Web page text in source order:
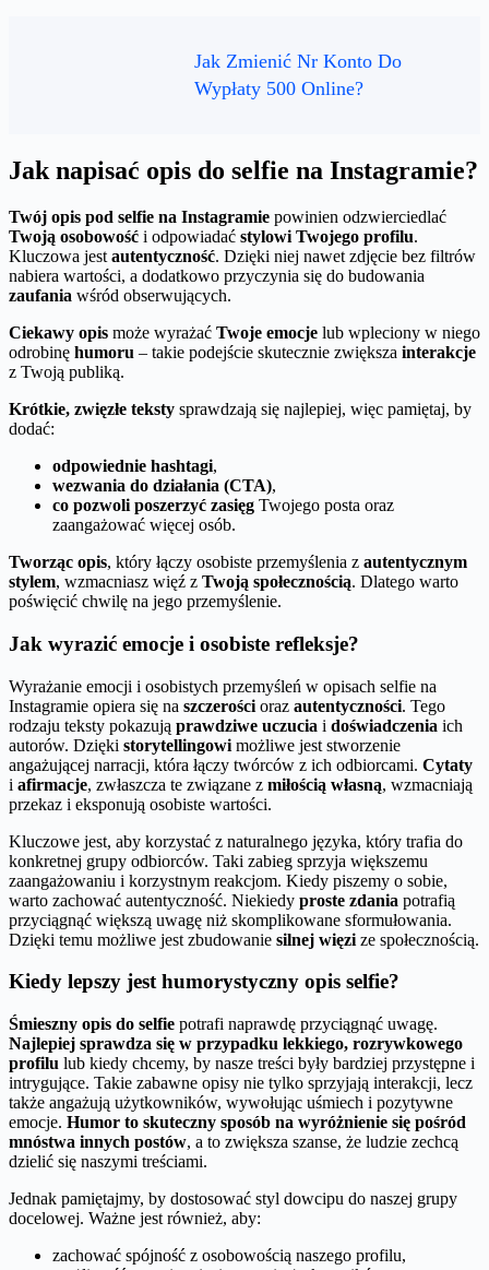
Jak Zmienić Nr Konto Do
Wypłaty 500 Online?
Jak napisać opis do selfie na Instagramie?
Twój opis pod selfie na Instagramie powinien odzwierciedlać
Twoją osobowość i odpowiadać stylowi Twojego profilu.
Kluczowa jest autentyczność. Dzięki niej nawet zdjęcie bez filtrów
nabiera wartości, a dodatkowo przyczynia się do budowania
zaufania wśród obserwujących.
Ciekawy opis może wyrażać Twoje emocje lub wpleciony w niego
odrobinę humoru – takie podejście skutecznie zwiększa interakcje
z Twoją publiką.
Krótkie, zwięzłe teksty sprawdzają się najlepiej, więc pamiętaj, by
dodać:
odpowiednie hashtagi,
wezwania do działania (CTA),
co pozwoli poszerzyć zasięg Twojego posta oraz
zaangażować więcej osób.
Tworząc opis, który łączy osobiste przemyślenia z autentycznym
stylem, wzmacniasz więź z Twoją społecznością. Dlatego warto
poświęcić chwilę na jego przemyślenie.
Jak wyrazić emocje i osobiste refleksje?
Wyrażanie emocji i osobistych przemyśleń w opisach selfie na
Instagramie opiera się na szczerości oraz autentyczności. Tego
rodzaju teksty pokazują prawdziwe uczucia i doświadczenia ich
autorów. Dzięki storytellingowi możliwe jest stworzenie
angażującej narracji, która łączy twórców z ich odbiorcami. Cytaty
i afirmacje, zwłaszcza te związane z miłością własną, wzmacniają
przekaz i eksponują osobiste wartości.
Kluczowe jest, aby korzystać z naturalnego języka, który trafia do
konkretnej grupy odbiorców. Taki zabieg sprzyja większemu
zaangażowaniu i korzystnym reakcjom. Kiedy piszemy o sobie,
warto zachować autentyczność. Niekiedy proste zdania potrafią
przyciągnąć większą uwagę niż skomplikowane sformułowania.
Dzięki temu możliwe jest zbudowanie silnej więzi ze społecznością.
Kiedy lepszy jest humorystyczny opis selfie?
Śmieszny opis do selfie potrafi naprawdę przyciągnąć uwagę.
Najlepiej sprawdza się w przypadku lekkiego, rozrywkowego
profilu lub kiedy chcemy, by nasze treści były bardziej przystępne i
intrygujące. Takie zabawne opisy nie tylko sprzyjają interakcji, lecz
także angażują użytkowników, wywołując uśmiech i pozytywne
emocje. Humor to skuteczny sposób na wyróżnienie się pośród
mnóstwa innych postów, a to zwiększa szanse, że ludzie zechcą
dzielić się naszymi treściami.
Jednak pamiętajmy, by dostosować styl dowcipu do naszej grupy
docelowej. Ważne jest również, aby:
zachować spójność z osobowością naszego profilu,